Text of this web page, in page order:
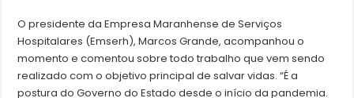
O presidente da Empresa Maranhense de Serviços
Hospitalares (Emserh), Marcos Grande, acompanhou o
momento e comentou sobre todo trabalho que vem sendo
realizado com o objetivo principal de salvar vidas. “É a
postura do Governo do Estado desde o início da pandemia.